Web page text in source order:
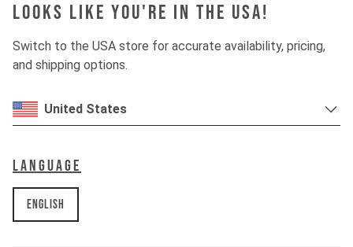
Looks like you're in the USA!
Switch to the USA store for accurate availability, pricing,
and shipping options.
United States
Language
English
TRANSMISSION
Komponenten